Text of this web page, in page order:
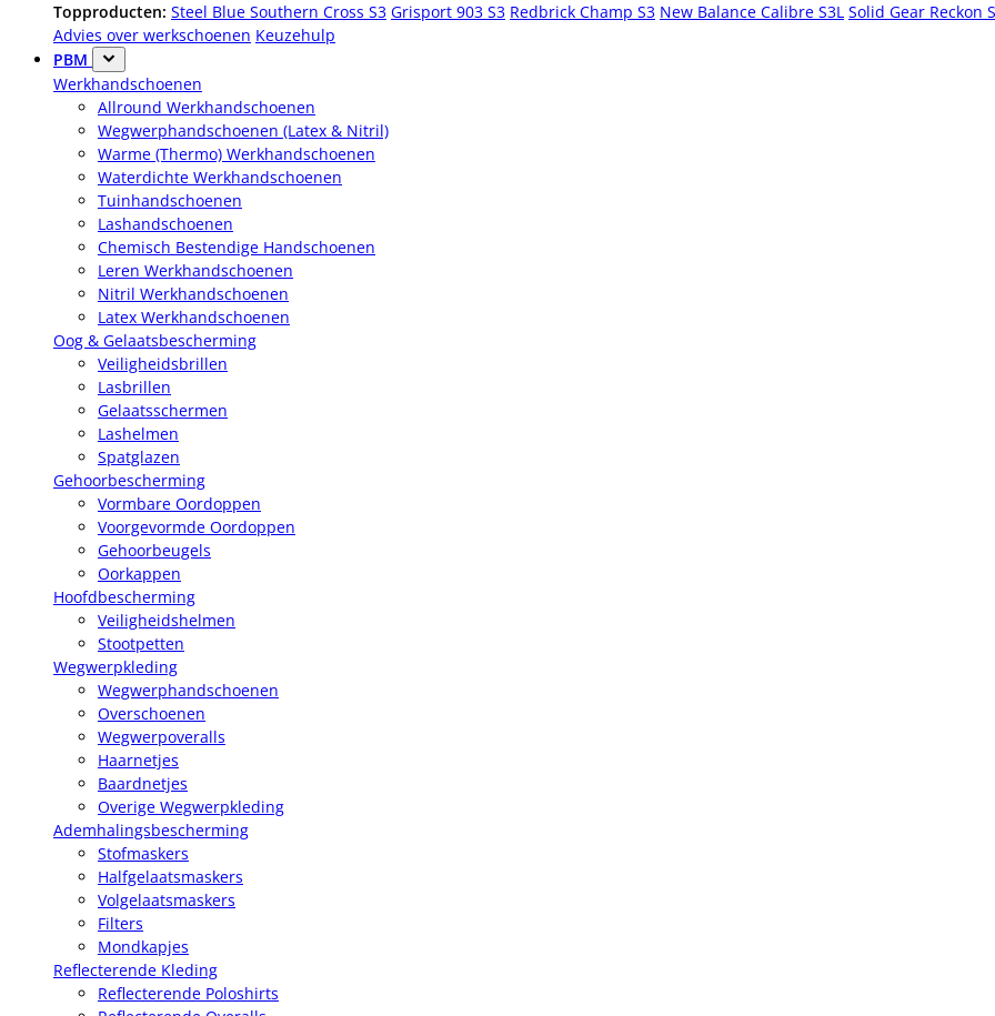
Topproducten: Steel Blue Southern Cross S3 Grisport 903 S3 Redbrick Champ S3 New Balance Calibre S3L Solid Gear Reckon
Advies over werkschoenen Keuzehulp
PBM
Werkhandschoenen
Allround Werkhandschoenen
Wegwerphandschoenen (Latex & Nitril)
Warme (Thermo) Werkhandschoenen
Waterdichte Werkhandschoenen
Tuinhandschoenen
Lashandschoenen
Chemisch Bestendige Handschoenen
Leren Werkhandschoenen
Nitril Werkhandschoenen
Latex Werkhandschoenen
Oog & Gelaatsbescherming
Veiligheidsbrillen
Lasbrillen
Gelaatsschermen
Lashelmen
Spatglazen
Gehoorbescherming
Vormbare Oordoppen
Voorgevormde Oordoppen
Gehoorbeugels
Oorkappen
Hoofdbescherming
Veiligheidshelmen
Stootpetten
Wegwerpkleding
Wegwerphandschoenen
Overschoenen
Wegwerpoveralls
Haarnetjes
Baardnetjes
Overige Wegwerpkleding
Ademhalingsbescherming
Stofmaskers
Halfgelaatsmaskers
Volgelaatsmaskers
Filters
Mondkapjes
Reflecterende Kleding
Reflecterende Poloshirts